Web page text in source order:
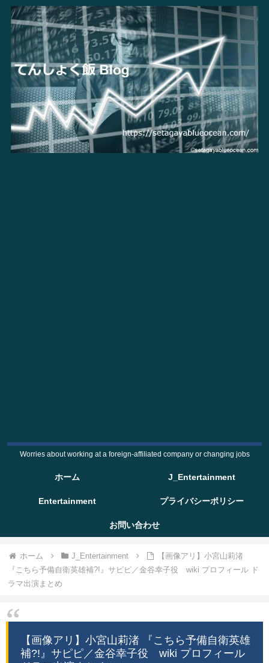
Worries about working at a foreign-affiliated company or changing jobs
ホーム J_Entertainment
Entertainment プライバシーポリシー
お問い合わせ
ホーム J_Entertainment
【画像アリ】小宮山莉渚
『こちら予備自衛英雄補?!』サピピ／金谷幸子役 wiki プロフィール ド
ラマ出演まとめ
【画像アリ】小宮山莉渚 『こちら予備自衛英雄
補?!』サピピ／金谷幸子役 wiki プロフィール